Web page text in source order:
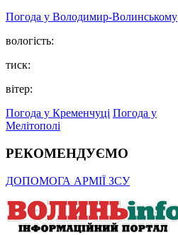
Погода у Володимир-Волинському
вологість:
тиск:
вітер:
Погода у Кременчуці Погода у
Мелітополі
РЕКОМЕНДУЄМО
ДОПОМОГА АРМІЇ ЗСУ